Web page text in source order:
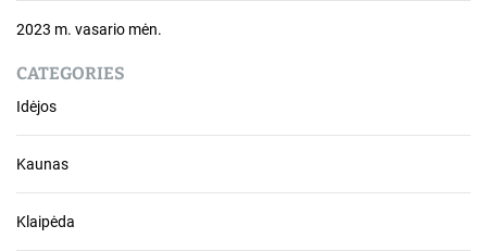
2023 m. vasario mėn.
CATEGORIES
Idėjos
Kaunas
Klaipėda